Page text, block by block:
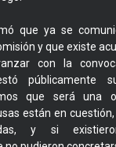
que ya se
y que existe
con la
públicamente
que será una
están en
y si